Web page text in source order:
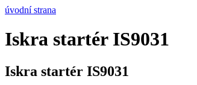
úvodní strana
Iskra startér IS9031
Iskra startér IS9031